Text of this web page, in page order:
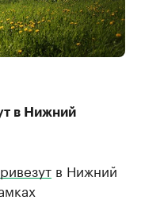
в Нижний
в Нижний